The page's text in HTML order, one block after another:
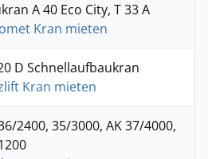
A 40 Eco City, T 33 A
Kran mieten
D Schnellaufbaukran
Kran mieten
2400, 35/3000, AK 37/4000,